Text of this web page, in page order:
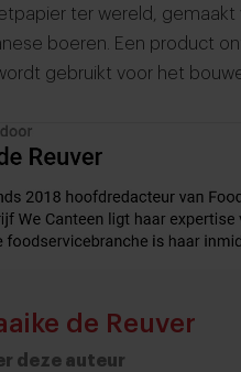
ter wereld, gemaakt
boeren. Een product
gebruikt voor het
de Reuver
deze auteur